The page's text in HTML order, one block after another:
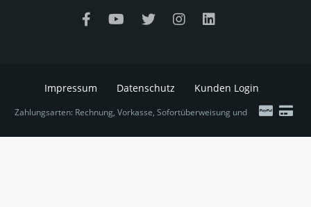
Impressum Datenschutz Kunden Login
Zahlungsarten: Rechnung, Vorkasse, Sofortüberweisung und